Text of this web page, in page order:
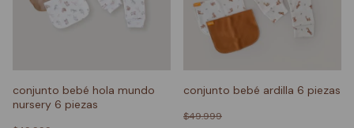
conjunto bebé hola mundo
nursery 6 piezas
conjunto bebé ardilla 6 piezas
$49.999